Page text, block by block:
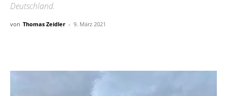
Deutschland.
von Thomas Zeidler - 9. März 2021